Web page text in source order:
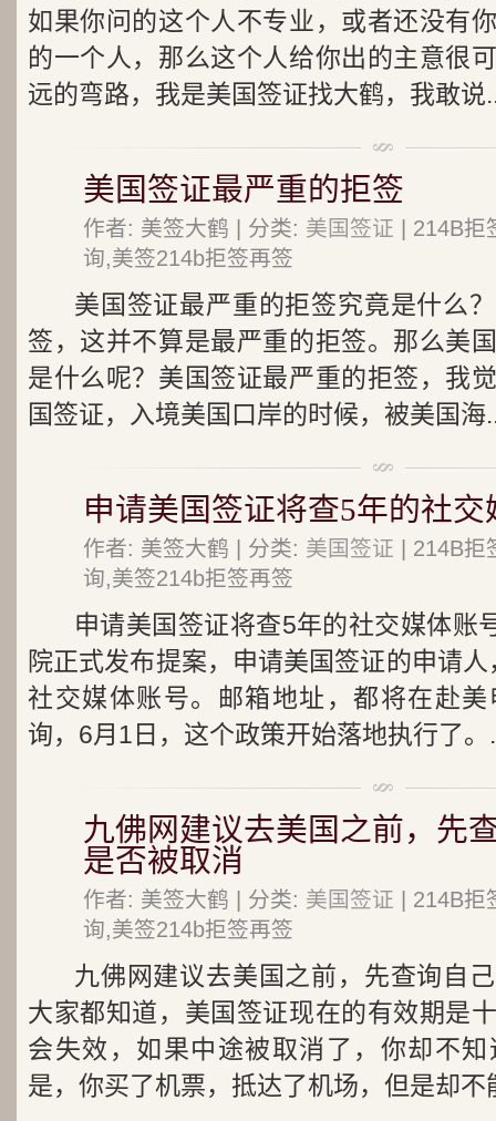
如果你问的这个人不专业，或者还没有
的一个人，那么这个人给你出的主意很
远的弯路，我是美国签证找大鹤，我敢说
美国签证最严重的拒签
作者: 美签大鹤 | 分类: 美国签证 | 214B
询,美签214b拒签再签
美国签证最严重的拒签究竟是什么
签，这并不算是最严重的拒签。那么美
是什么呢？美国签证最严重的拒签，我
国签证，入境美国口岸的时候，被美国海
申请美国签证将查5年的社交
作者: 美签大鹤 | 分类: 美国签证 | 214B
询,美签214b拒签再签
申请美国签证将查5年的社交媒体账
院正式发布提案，申请美国签证的申请
社交媒体账号。邮箱地址，都将在赴
询，6月1日，这个政策开始落地执行了。
九佛网建议去美国之前，先
是否被取消
作者: 美签大鹤 | 分类: 美国签证 | 214B
询,美签214b拒签再签
九佛网建议去美国之前，先查询自
大家都知道，美国签证现在的有效期是
会失效，如果中途被取消了，你却不
是，你买了机票，抵达了机场，但是却不